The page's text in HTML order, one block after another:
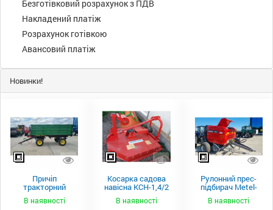
Безготівковий розрахунок з ПДВ
Накладений платіж
Розрахунок готівкою
Авансовий платіж
Новинки!
Причіп
тракторний
самоскидний
Spike 2 ПТС-4
В наявності
Косарка садова
навісна КСН-1,4/2
В наявності
Рулонний прес-
підбирач Metel-
Fach Z 587
В наявності